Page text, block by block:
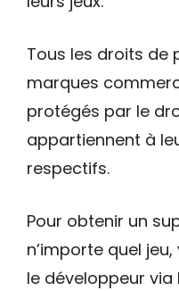
Tous les droits de
marques
protégés par le
appartiennent à
respectifs.
Pour obtenir un
n’importe quel
le développeur via